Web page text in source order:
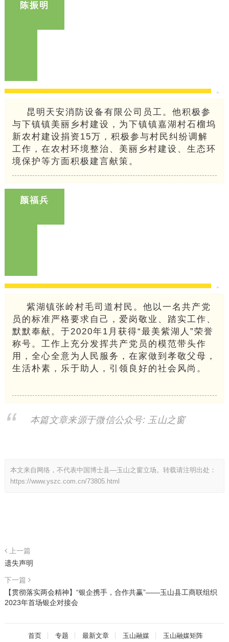
陈振明
昆明天安消防设备有限公司员工。他积极参
与下镇镇美丽乡村建设，为下镇镇嘉湖村石榴坞
新农村建设捐资15万，积极参与村民纠纷调解
工作，在农村环境整治、美丽乡村建设、生态环
境保护等方面积极建言献策。
颜福兵
紫湖镇张岭村毛司道村民。他以一名共产党
员的标准严格要求自己，爱岗敬业、踏实工作、
默默奉献。于2020年1月获得“最美紫湖人”荣誉
称号。工作上充分发挥共产党员的模范带头作
用，全心全意为人民服务，在家做到孝敬父母，
生活朴素，乐于助人，引领良好的社会风尚。
本篇文章来源于微信公众号: 玉山之窗
本文来自网络，不代表中国博士县—玉山之窗立场。转载请注明出处：
https://www.yszc.com.cn/73805.html
上一篇
遗失声明
下一篇
【贯彻落实两会精神】“银企携手，合作共赢”——玉山县工商联组织
2023年首场银企对接会
首页 专题 最新文章 玉山融媒 玉山融媒矩阵